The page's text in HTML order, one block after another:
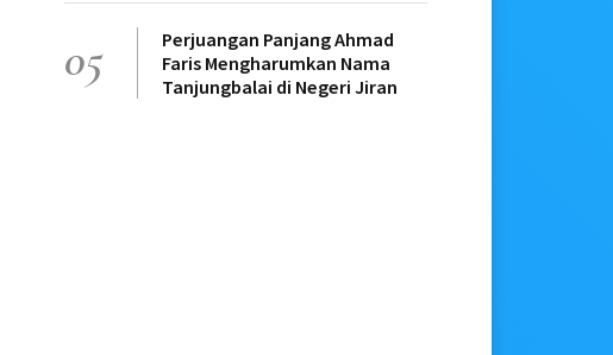
05
Perjuangan Panjang Ahmad
Faris Mengharumkan Nama
Tanjungbalai di Negeri Jiran